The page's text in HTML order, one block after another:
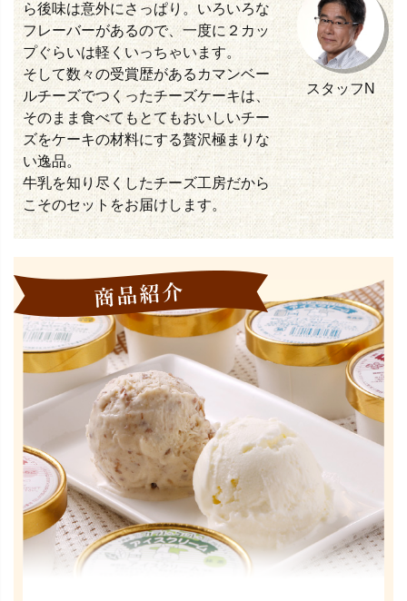
ら後味は意外にさっぱり。いろいろな
フレーバーがあるので、一度に２カッ
プぐらいは軽くいっちゃいます。
そして数々の受賞歴があるカマンベー
ルチーズでつくったチーズケーキは、
そのまま食べてもとてもおいしいチー
ズをケーキの材料にする贅沢極まりな
い逸品。
牛乳を知り尽くしたチーズ工房だから
こそのセットをお届けします。
スタッフN